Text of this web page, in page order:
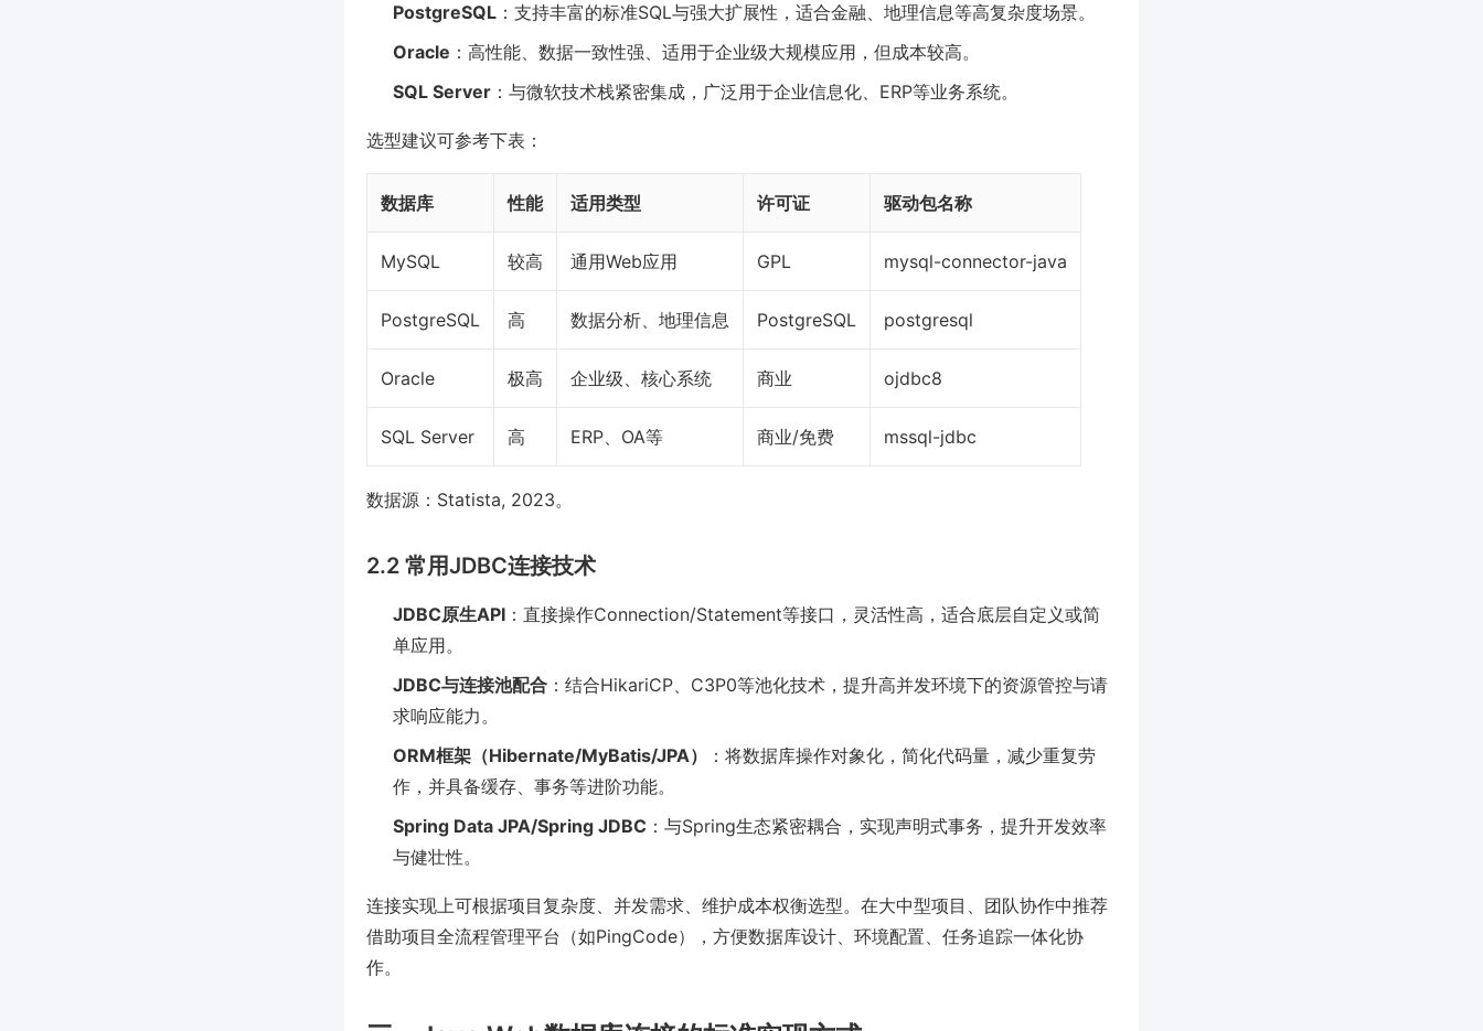
PostgreSQL ：支持丰富的标准SQL与强大扩展性，适合金融、地理信息等高复杂度场景。
Oracle ：高性能、数据一致性强、适用于企业级大规模应用，但成本较高。
SQL Server ：与微软技术栈紧密集成，广泛用于企业信息化、ERP等业务系统。
选型建议可参考下表：
数据库 性能 适用类型 许可证 驱动包名称
MySQL 较高 通用Web应用 GPL mysql-connector-java
PostgreSQL 高 数据分析、地理信息 PostgreSQL postgresql
Oracle 极高 企业级、核心系统 商业 ojdbc8
SQL Server 高 ERP、OA等 商业/免费 mssql-jdbc
数据源：Statista, 2023。
2.2 常用JDBC连接技术
JDBC原生API ：直接操作Connection/Statement等接口，灵活性高，适合底层自定义或简
单应用。
JDBC与连接池配合 ：结合HikariCP、C3P0等池化技术，提升高并发环境下的资源管控与请
求响应能力。
ORM框架（Hibernate/MyBatis/JPA）
：将数据库操作对象化，简化代码量，减少重复劳
作，并具备缓存、事务等进阶功能。
Spring Data JPA/Spring JDBC ：与Spring生态紧密耦合，实现声明式事务，提升开发效率
与健壮性。
连接实现上可根据项目复杂度、并发需求、维护成本权衡选型。在大中型项目、团队协作中推荐
借助项目全流程管理平台（如PingCode），方便数据库设计、环境配置、任务追踪一体化协
作。